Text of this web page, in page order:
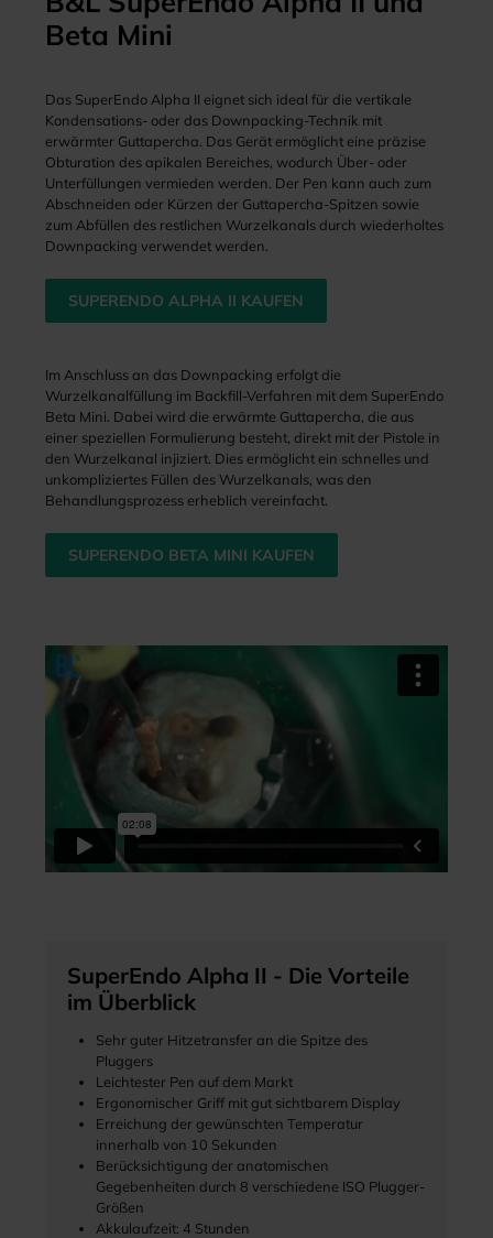
Beta Mini
Das SuperEndo Alpha II eignet sich ideal für die vertikale
Kondensations- oder das Downpacking-Technik mit
erwärmter Guttapercha. Das Gerät ermöglicht eine präzise
Obturation des apikalen Bereiches, wodurch Über- oder
Unterfüllungen vermieden werden. Der Pen kann auch zum
Abschneiden oder Kürzen der Guttapercha-Spitzen sowie
zum Abfüllen des restlichen Wurzelkanals durch wiederholtes
Downpacking verwendet werden.
SUPERENDO ALPHA II KAUFEN
Im Anschluss an das Downpacking erfolgt die
Wurzelkanalfüllung im Backfill-Verfahren mit dem SuperEndo
Beta Mini. Dabei wird die erwärmte Guttapercha, die aus
einer speziellen Formulierung besteht, direkt mit der Pistole in
den Wurzelkanal injiziert. Dies ermöglicht ein schnelles und
unkompliziertes Füllen des Wurzelkanals, was den
Behandlungsprozess erheblich vereinfacht.
SUPERENDO BETA MINI KAUFEN
SuperEndo Alpha II - Die Vorteile
im Überblick
Sehr guter Hitzetransfer an die Spitze des
Pluggers
Leichtester Pen auf dem Markt
Ergonomischer Griff mit gut sichtbarem Display
Erreichung der gewünschten Temperatur
innerhalb von 10 Sekunden
Berücksichtigung der anatomischen
Gegebenheiten durch 8 verschiedene ISO Plugger-
Größen
Akkulaufzeit: 4 Stunden